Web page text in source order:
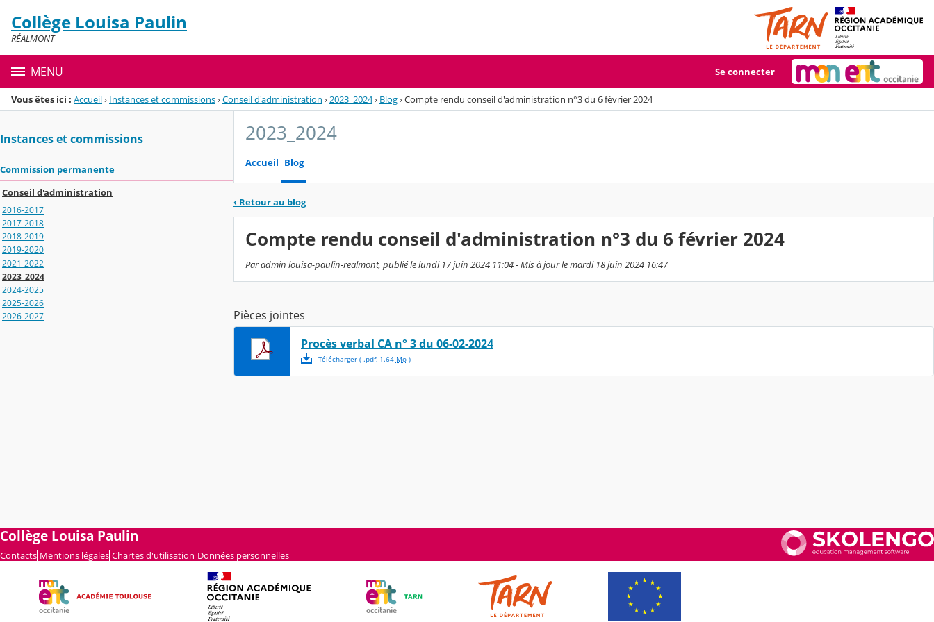
Menu de la rubrique
Contenu
Collège Louisa Paulin
RÉALMONT
MENU Se connecter
Vous êtes ici : Accueil› Instances et commissions›Conseil d'administration ›2023_2024› Blog›Compte rendu conseil d'administration n°3 du 6 février 2024
Instances et commissions
Commission permanente
Conseil d'administration
2016-2017
2017-2018
2018-2019
2019-2020
2021-2022
2023_2024
2024-2025
2025-2026
2026-2027
2023_2024
Accueil Blog
‹ Retour au blog
Compte rendu conseil d'administration n°3 du 6 février 2024
Par admin louisa-paulin-realmont, publié le lundi 17 juin 2024 11:04 - Mis à jour le mardi 18 juin 2024 16:47
Pièces jointes
Procès verbal CA n° 3 du 06-02-2024
Télécharger( .pdf, 1.64 Mo)
Collège Louisa Paulin
Contacts Mentions légales Chartes d'utilisation Données personnelles